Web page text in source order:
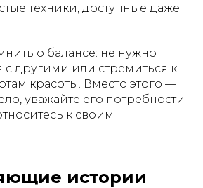
техники, доступные даже
о балансе: не нужно
с другими или стремиться к
красоты. Вместо этого —
уважайте его потребности
к своим
истории